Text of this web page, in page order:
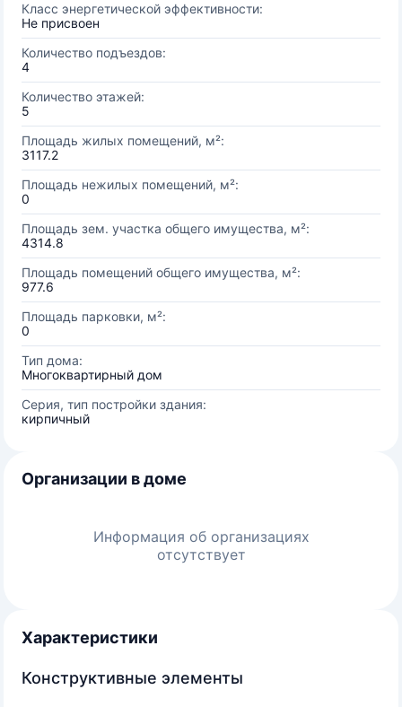
Класс энергетической эффективности:
Не присвоен
Количество подъездов:
4
Количество этажей:
5
Площадь жилых помещений, м²:
3117.2
Площадь нежилых помещений, м²:
0
Площадь зем. участка общего имущества, м²:
4314.8
Площадь помещений общего имущества, м²:
977.6
Площадь парковки, м²:
0
Тип дома:
Многоквартирный дом
Серия, тип постройки здания:
кирпичный
Организации в доме
Информация об организациях
отсутствует
Характеристики
Конструктивные элементы